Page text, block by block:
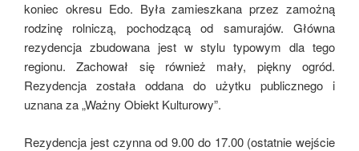
koniec okresu Edo. Była zamieszkana przez zamożną
rodzinę rolniczą, pochodzącą od samurajów. Główna
rezydencja zbudowana jest w stylu typowym dla tego
regionu. Zachował się również mały, piękny ogród.
Rezydencja została oddana do użytku publicznego i
uznana za „Ważny Obiekt Kulturowy”.
Rezydencja jest czynna od 9.00 do 17.00 (ostatnie wejście